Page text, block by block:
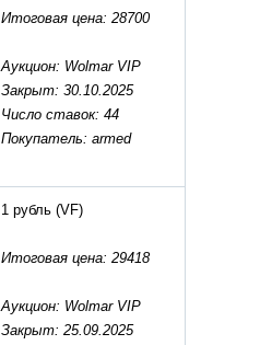
Итоговая цена: 28700
Аукцион: Wolmar VIP
Закрыт: 30.10.2025
Число ставок: 44
Покупатель: armed
1 рубль (VF)
Итоговая цена: 29418
Аукцион: Wolmar VIP
Закрыт: 25.09.2025